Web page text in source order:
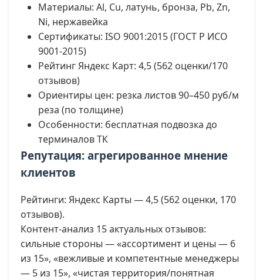
Материалы: Al, Cu, латунь, бронза, Pb, Zn,
Ni, нержавейка
Сертификаты: ISO 9001:2015 (ГОСТ Р ИСО
9001-2015)
Рейтинг Яндекс Карт: 4,5 (562 оценки/170
отзывов)
Ориентиры цен: резка листов 90–450 руб/м
реза (по толщине)
Особенности: бесплатная подвозка до
терминалов ТК
Репутация: агрегированное мнение
клиентов
Рейтинги: Яндекс Карты — 4,5 (562 оценки, 170
отзывов).
Контент-анализ 15 актуальных отзывов:
сильные стороны — «ассортимент и цены — 6
из 15», «вежливые и компетентные менеджеры
— 5 из 15», «чистая территория/понятная